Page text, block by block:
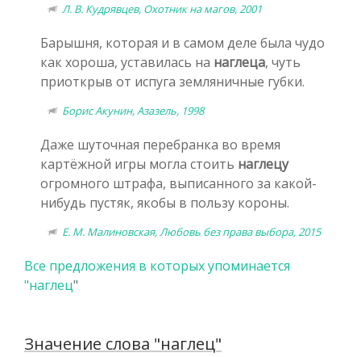
Л. В. Кудрявцев, Охотник на магов, 2001
Барышня, которая и в самом деле была чудо
как хороша, уставилась на наглеца, чуть
приоткрыв от испуга земляничные губки.
Борис Акунин, Азазель, 1998
Даже шуточная перебранка во время
картёжной игры могла стоить наглецу
огромного штрафа, выписанного за какой-
нибудь пустяк, якобы в пользу короны.
Е. М. Малиновская, Любовь без права выбора, 2015
Все предложения в которых упоминается
"наглец"
Значение слова "наглец"